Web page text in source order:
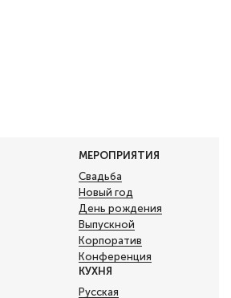
МЕРОПРИЯТИЯ
Свадьба
Новый год
День рождения
Выпускной
Корпоратив
Конференция
КУХНЯ
Русская